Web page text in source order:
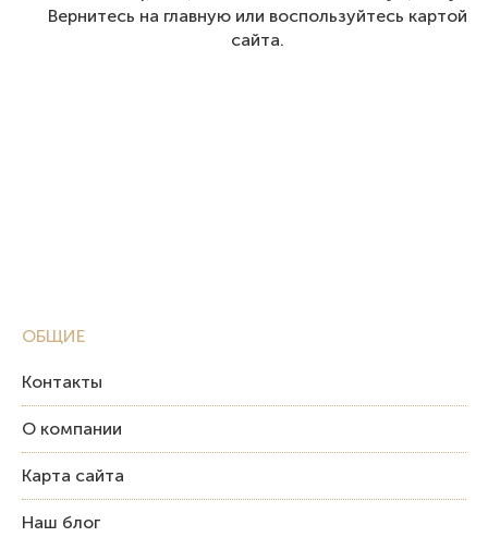
Вернитесь на главную или воспользуйтесь картой
сайта.
ОБЩИЕ
Контакты
О компании
Карта сайта
Наш блог